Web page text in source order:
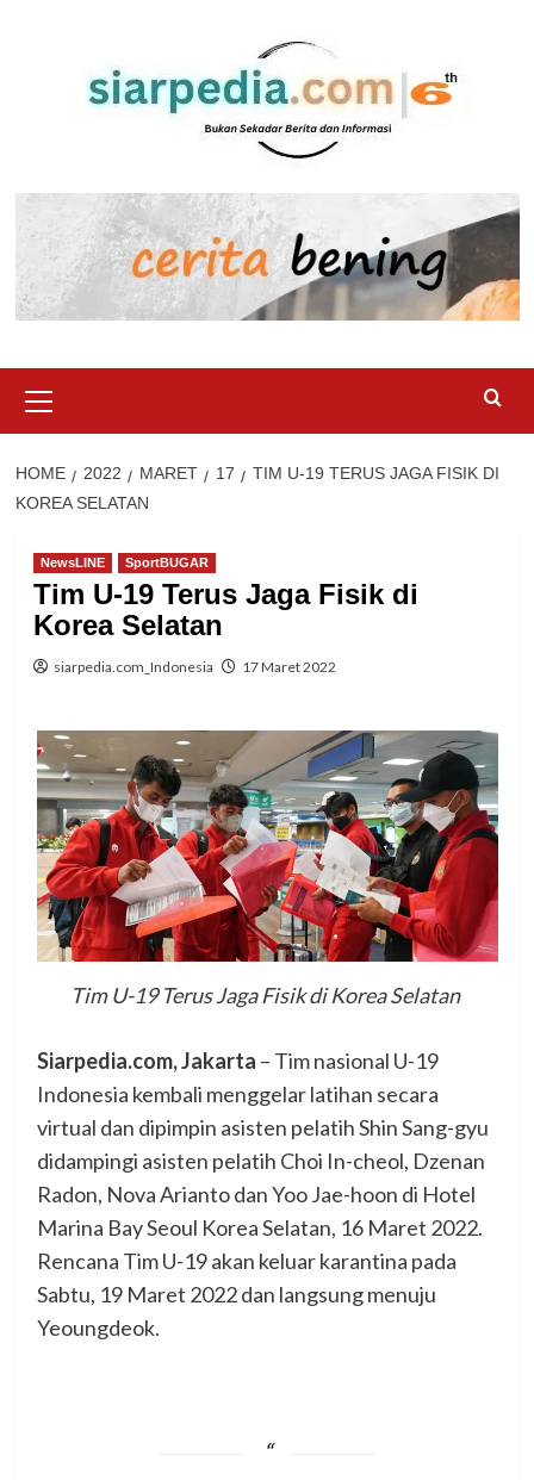
Menu
HOME 2022 MARET 17
TIM U-19 TERUS JAGA FISIK DI
KOREA SELATAN
NewsLINE SportBUGAR
Tim U-19 Terus Jaga Fisik di
Korea Selatan
siarpedia.com_Indonesia 17 Maret 2022
Tim U-19 Terus Jaga Fisik di Korea Selatan
Siarpedia.com, Jakarta – Tim nasional U-19
Indonesia kembali menggelar latihan secara
virtual dan dipimpin asisten pelatih Shin Sang-gyu
didampingi asisten pelatih Choi In-cheol, Dzenan
Radon, Nova Arianto dan Yoo Jae-hoon di Hotel
Marina Bay Seoul Korea Selatan, 16 Maret 2022.
Rencana Tim U-19 akan keluar karantina pada
Sabtu, 19 Maret 2022 dan langsung menuju
Yeoungdeok.